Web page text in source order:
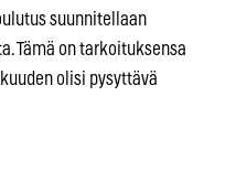
suunnitellaan
Tämä on tarkoituksensa
olisi pysyttävä